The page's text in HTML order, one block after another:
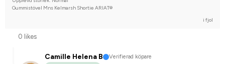
Gummistövel Mns Kelmarsh Shortie ARIAT®
i fjol
0 likes
Camille Helena B
Verifierad köpare